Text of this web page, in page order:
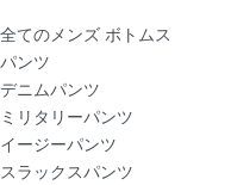
全てのメンズ ボトムス
パンツ
デニムパンツ
ミリタリーパンツ
イージーパンツ
スラックスパンツ